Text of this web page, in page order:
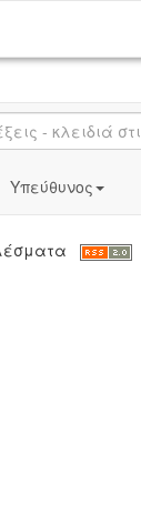
Υπεύθυνος